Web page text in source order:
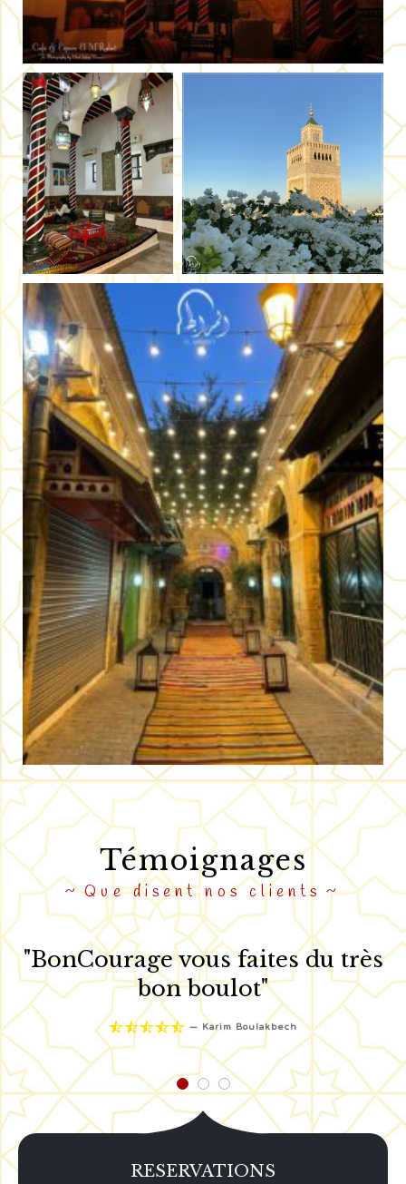
Témoignages
Que disent nos clients
"BonCourage vous faites du très
bon boulot"
 — Karim Boulakbech
“ان شاء الله نجي السنة للمرابط ولجامع
RESERVATIONS